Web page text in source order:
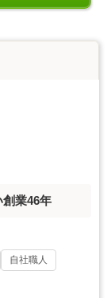
創業46年
自社職人